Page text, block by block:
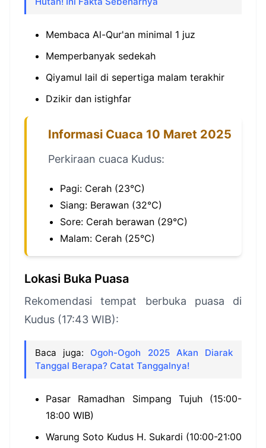
Membaca Al-Qur'an minimal 1 juz
Memperbanyak sedekah
Qiyamul lail di sepertiga malam terakhir
Dzikir dan istighfar
Informasi Cuaca 10 Maret 2025
Perkiraan cuaca Kudus:
Pagi: Cerah (23°C)
Siang: Berawan (32°C)
Sore: Cerah berawan (29°C)
Malam: Cerah (25°C)
Lokasi Buka Puasa
Rekomendasi tempat berbuka puasa di
Kudus (17:43 WIB):
Baca juga: Ogoh-Ogoh 2025 Akan Diarak
Tanggal Berapa? Catat Tanggalnya!
Pasar Ramadhan Simpang Tujuh (15:00-
18:00 WIB)
Warung Soto Kudus H. Sukardi (10:00-21:00